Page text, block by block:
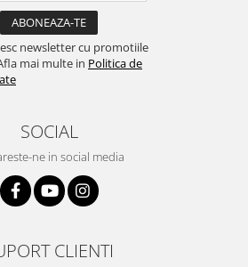
newsletter cu promotiile
mai multe in Politica de
SOCIAL
ne in social media
CLIENTI